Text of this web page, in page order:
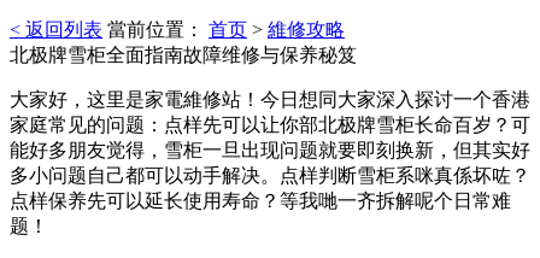
< 返回列表 當前位置： 首页 > 維修攻略
北极牌雪柜全面指南故障维修与保养秘笈
大家好，这里是家電維修站！今日想同大家深入探讨一个香港
家庭常见的问题：点样先可以让你部北极牌雪柜长命百岁？可
能好多朋友觉得，雪柜一旦出现问题就要即刻换新，但其实好
多小问题自己都可以动手解决。点样判断雪柜系咪真係坏咗？
点样保养先可以延长使用寿命？等我哋一齐拆解呢个日常难
题！